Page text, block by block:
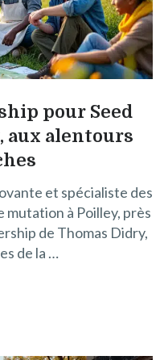
pour Seed
aux alentours
et spécialiste des
mutation à Poilley, près
de Thomas Didry,
de la …